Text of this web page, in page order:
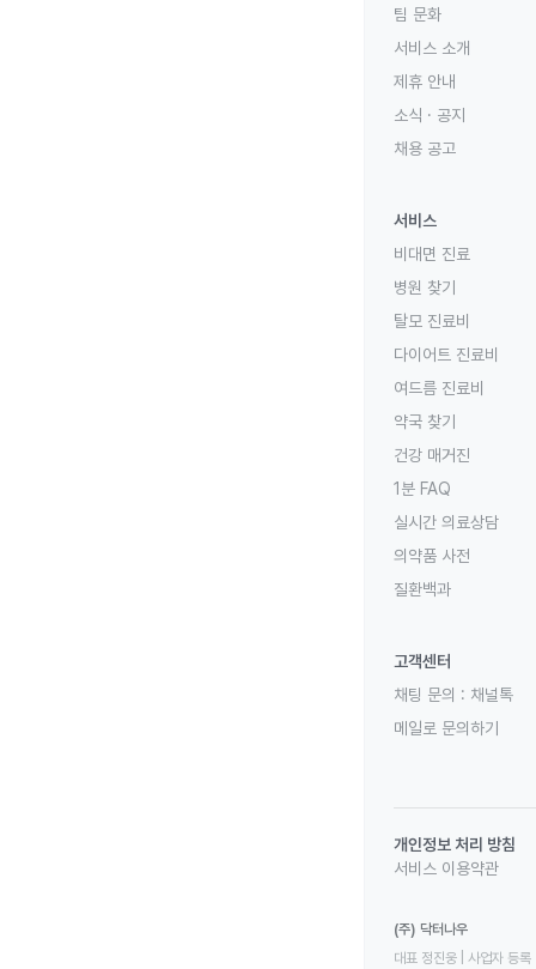
팀 문화
서비스 소개
제휴 안내
소식 · 공지
채용 공고
서비스
비대면 진료
병원 찾기
탈모 진료비
다이어트 진료비
여드름 진료비
약국 찾기
건강 매거진
1분 FAQ
실시간 의료상담
의약품 사전
질환백과
고객센터
채팅 문의 : 채널톡
메일로 문의하기
개인정보 처리 방침
서비스 이용약관
(주) 닥터나우
대표 정진웅 | 사업자